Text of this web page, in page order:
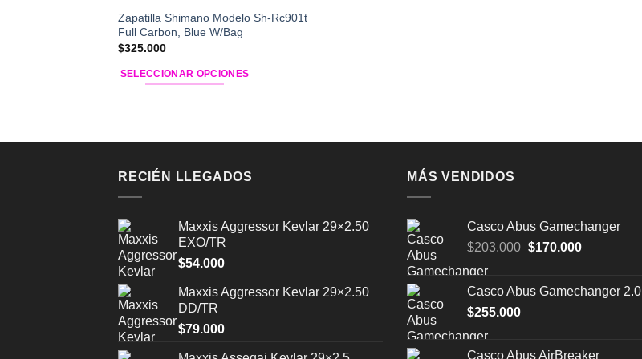
Zapatilla Shimano Modelo Sh-Rc901t
Full Carbon, Blue W/Bag
$325.000
SELECCIONAR OPCIONES
variantes.
se
pueden
elegir
en
la
página
de
producto
RECIÉN LLEGADOS
Maxxis Aggressor Kevlar 29×2.50
EXO/TR
$54.000
Maxxis Aggressor Kevlar 29×2.50
DD/TR
$79.000
MÁS VENDIDOS
Casco Abus Gamechanger
$203.000 El
era:
$170.000El
es:
Casco Abus Gamechanger 2.0
$255.000
Casco Abus AirBreaker